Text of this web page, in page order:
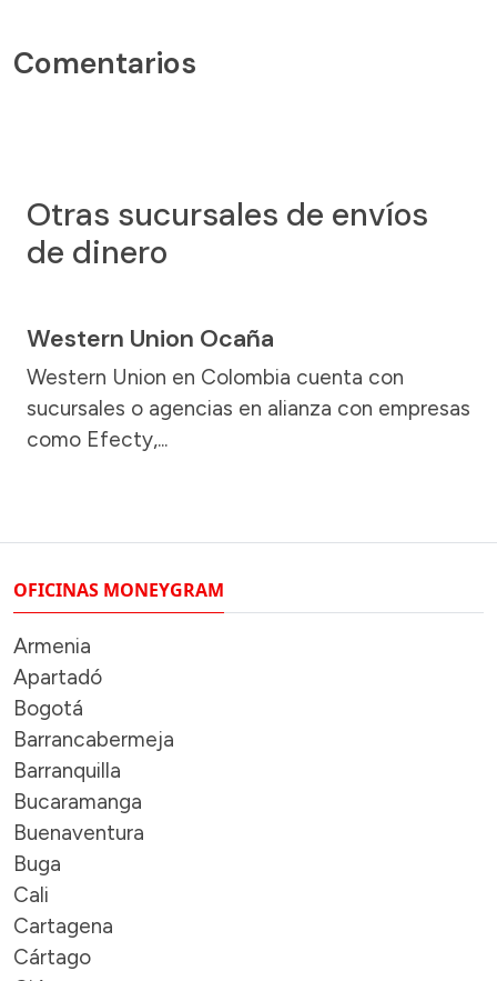
Comentarios
Otras sucursales de envíos
de dinero
Western Union Ocaña
Western Union en Colombia cuenta con
sucursales o agencias en alianza con empresas
como Efecty,...
OFICINAS MONEYGRAM
Armenia
Apartadó
Bogotá
Barrancabermeja
Barranquilla
Bucaramanga
Buenaventura
Buga
Cali
Cartagena
Cártago